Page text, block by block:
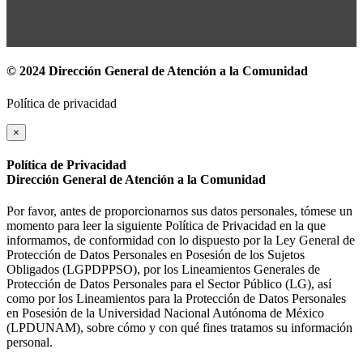
© 2024 Dirección General de Atención a la Comunidad
Política de privacidad
×
Política de Privacidad
Dirección General de Atención a la Comunidad
Por favor, antes de proporcionarnos sus datos personales, tómese un
momento para leer la siguiente Política de Privacidad en la que
informamos, de conformidad con lo dispuesto por la Ley General de
Protección de Datos Personales en Posesión de los Sujetos
Obligados (LGPDPPSO), por los Lineamientos Generales de
Protección de Datos Personales para el Sector Público (LG), así
como por los Lineamientos para la Protección de Datos Personales
en Posesión de la Universidad Nacional Autónoma de México
(LPDUNAM), sobre cómo y con qué fines tratamos su información
personal.